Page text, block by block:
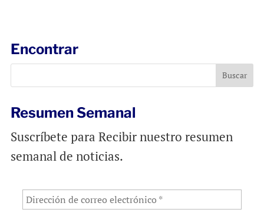
o
k
p
Encontrar
Resumen Semanal
Suscríbete para Recibir nuestro resumen
semanal de noticias.